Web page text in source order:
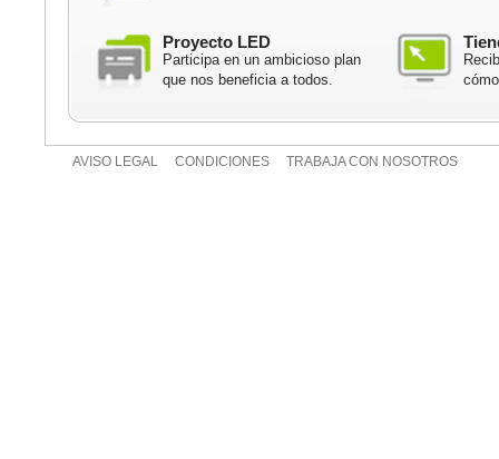
Proyecto LED
Participa en un ambicioso plan
que nos beneficia a todos.
AVISO LEGAL CONDICIONES TRABAJA CON NOSOTROS